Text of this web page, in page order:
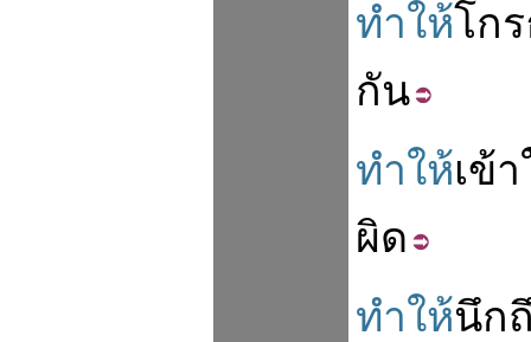
ทำให้โก
กัน
ทำให้เข้
ผิด
ทำให้นึก